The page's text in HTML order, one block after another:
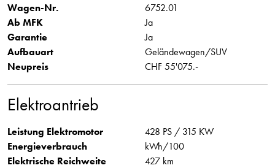
Wagen-Nr.
6752.01
Ab MFK
Ja
Garantie
Ja
Aufbauart
Geländewagen/SUV
Neupreis
CHF 55'075.-
Elektroantrieb
Leistung Elektromotor
428 PS / 315 KW
Energieverbrauch
kWh/100
Elektrische Reichweite
427 km